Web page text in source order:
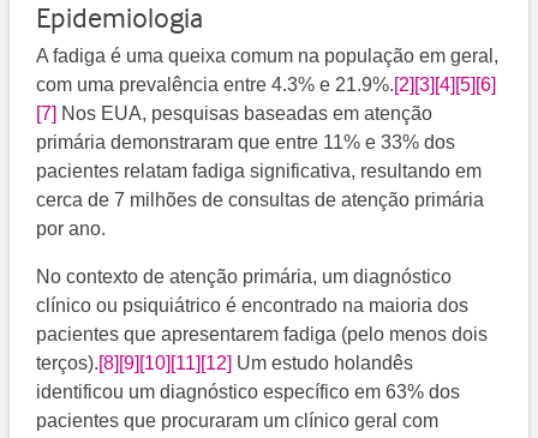
Epidemiologia
A fadiga é uma queixa comum na população em geral,
com uma prevalência entre 4.3% e 21.9%.[2] [3] [4] [5] [6]
[7] Nos EUA, pesquisas baseadas em atenção
primária demonstraram que entre 11% e 33% dos
pacientes relatam fadiga significativa, resultando em
cerca de 7 milhões de consultas de atenção primária
por ano.
No contexto de atenção primária, um diagnóstico
clínico ou psiquiátrico é encontrado na maioria dos
pacientes que apresentarem fadiga (pelo menos dois
terços).[8] [9] [10] [11] [12] ​ Um estudo holandês
identificou um diagnóstico específico em 63% dos
pacientes que procuraram um clínico geral com